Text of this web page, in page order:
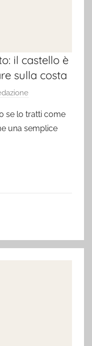
il castello è
sulla costa
se lo tratti come
una semplice